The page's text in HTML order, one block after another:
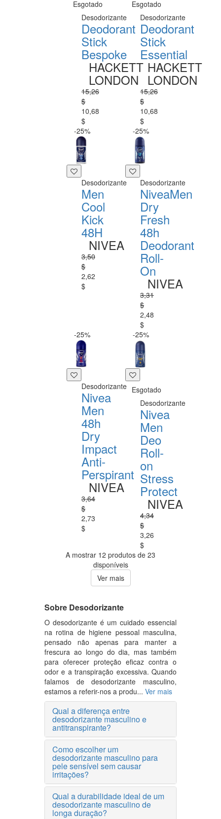
Esgotado
Desodorizante
Deodorant
Stick
Bespoke
HACKETT
LONDON
15,26
$
10,68
$
Esgotado
Desodorizante
Deodorant
Stick
Essential
HACKETT
LONDON
15,26
$
10,68
$
-25%
Desodorizante
Men
Cool
Kick
48H
NIVEA
3,50
$
2,62
$
-25%
Desodorizante
NiveaMen
Dry
Fresh
48h
Deodorant
Roll-
On
NIVEA
3,31
$
2,48
$
-25%
Desodorizante
Nivea
Men
48h
Dry
Impact
Anti-
Perspirant
NIVEA
3,64
$
2,73
$
-25%
Esgotado
Desodorizante
Nivea
Men
Deo
Roll-
on
Stress
Protect
NIVEA
4,34
$
3,26
$
A mostrar 12 produtos de 23
disponíveis
Ver mais
Sobre Desodorizante
O desodorizante é um cuidado essencial
na rotina de higiene pessoal masculina,
pensado não apenas para manter a
frescura ao longo do dia, mas também
para oferecer proteção eficaz contra o
odor e a transpiração excessiva. Quando
falamos de desodorizante masculino,
estamos a referir-nos a produ... Ver mais
Qual a diferença entre
desodorizante masculino e
antitranspirante?
Como escolher um
desodorizante masculino para
pele sensível sem causar
irritações?
Qual a durabilidade ideal de um
desodorizante masculino de
longa duração?